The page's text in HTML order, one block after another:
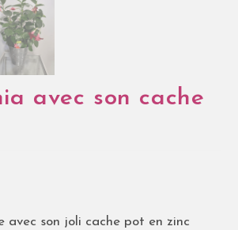
avec son cache
avec son joli cache pot en zinc